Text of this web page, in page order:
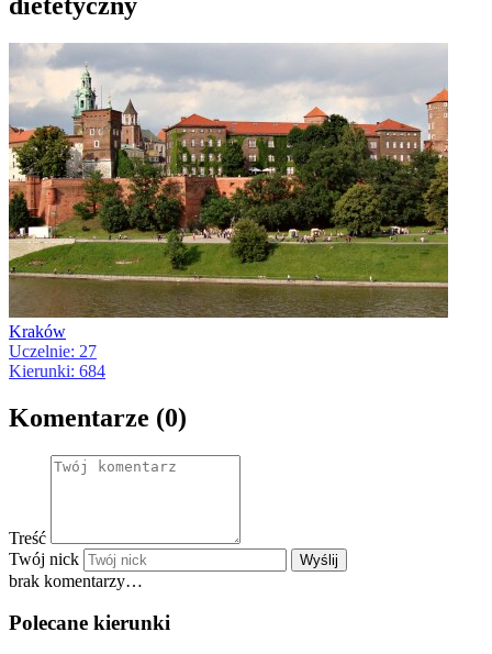
Kraków
Uczelnie: 27
Kierunki: 684
Komentarze (0)
Treść
Twój nick
Wyślij
brak komentarzy…
Polecane kierunki